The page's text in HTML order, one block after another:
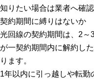
知りたい場合は業者へ確
契約期間に縛りはないか
光回線の契約期間は、 2～
が一契約期間内に解約し
ります。
1年以内に引っ越しや転